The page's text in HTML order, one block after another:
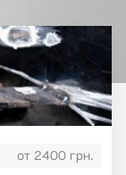
от 2400 грн.